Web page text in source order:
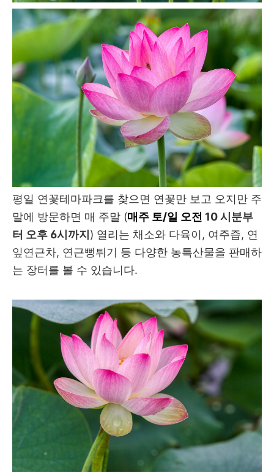
평일 연꽃테마파크를 찾으면 연꽃만 보고 오지만 주
말에 방문하면 매 주말 (매주 토/일 오전 10 시분부
터 오후 6시까지) 열리는 채소와 다육이, 여주즙, 연
잎연근차, 연근뻥튀기 등 다양한 농특산물을 판매하
는 장터를 볼 수 있습니다.